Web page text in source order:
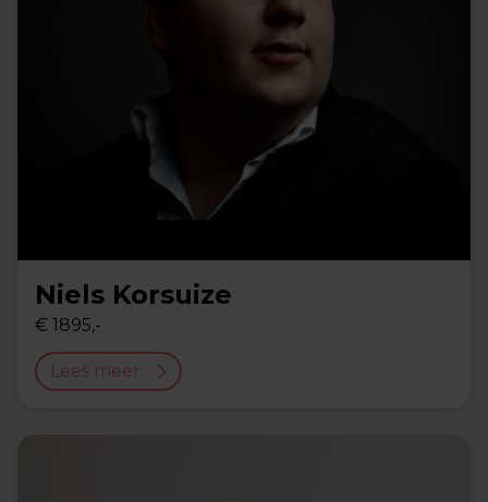
Niels Korsuize
€ 1895,-
Lees meer